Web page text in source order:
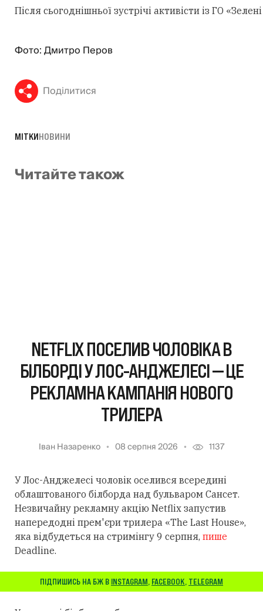
Після сьогоднішньої зустрічі активісти із ГО
Фото: Дмитро Перов
Поділитися
МІТКИНОВИНИ
Читайте також
NETFLIX ПОСЕЛИВ ЧОЛОВІКА В
БІЛБОРДІ У ЛОС-АНДЖЕЛЕСІ — ЦЕ
РЕКЛАМНА КАМПАНІЯ НОВОГО
ТРИЛЕРА
Іван Назаренко 08 серпня 2026 1137
У Лос-Анджелесі чоловік оселився всередині
облаштованого білборда над бульваром Сансет.
Незвичайну рекламну акцію Netflix запустив
напередодні прем'єри трилера «The Last House»,
яка відбудеться на стримінгу 9 серпня, пише
Deadline.
ПІДПИШИСЬ НА БЖ В INSTAGRAM, FACEBOOK, TELEGRAM